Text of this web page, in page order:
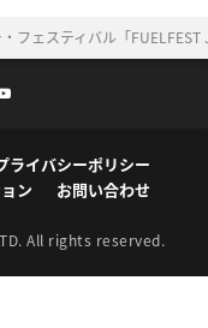
フェスティバル「
ライバシーポリシー
ン お問い合わせ
All rights reserved.